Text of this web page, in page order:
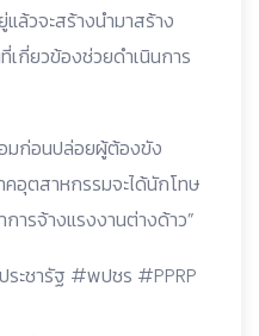
ล้วจะสร้างนำมาสร้าง
เกี่ยวข้องช่วยดำเนินการ
มก่อนปล่อยผู้ต้องขัง
อุตสาหกรรมจะได้นักโทษ
ารจ้างแรงงานต่างด้าว”
ะชารัฐ #พปชร #PPRP